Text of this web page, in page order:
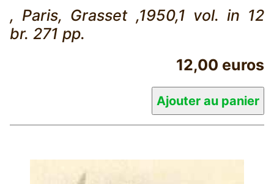
, Paris, Grasset ,1950,1 vol. in 12
br. 271 pp.
12,00 euros